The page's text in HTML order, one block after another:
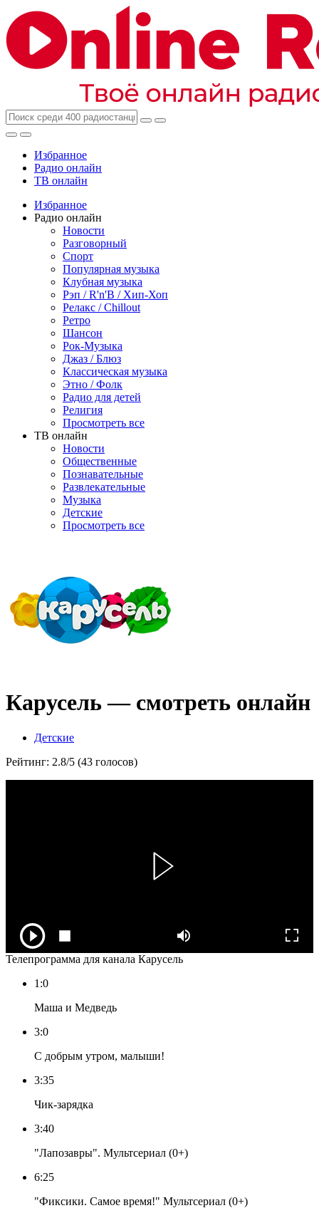
Избранное
Радио онлайн
ТВ онлайн
Избранное
Радио онлайн
Новости
Разговорный
Спорт
Популярная музыка
Клубная музыка
Рэп / R'n'B / Хип-Хоп
Релакс / Chillout
Ретро
Шансон
Рок-Музыка
Джаз / Блюз
Классическая музыка
Этно / Фолк
Радио для детей
Религия
Просмотреть все
ТВ онлайн
Новости
Общественные
Познавательные
Развлекательные
Музыка
Детские
Просмотреть все
Карусель — смотреть онлайн
Детские
Рейтинг: 2.8/5 (43 голосов)
Телепрограмма для канала Карусель
1:0
Маша и Медведь
3:0
С добрым утром, малыши!
3:35
Чик-зарядка
3:40
"Лапозавры". Мультсериал (0+)
6:25
"Фиксики. Самое время!" Мультсериал (0+)